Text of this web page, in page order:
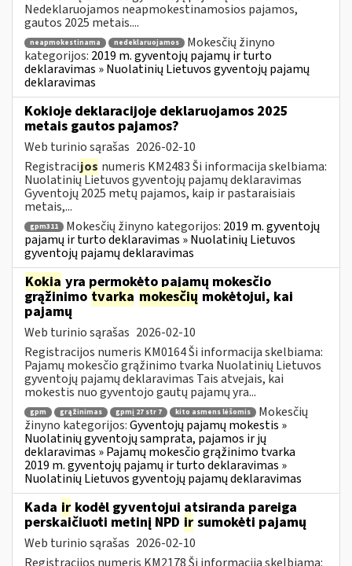
Nedeklaruojamos neapmokestinamosios pajamos,
gautos 2025 metais....
neapmokestinama nedeklaruojamos
Mokesčių žinyno
kategorijos: 2019 m. gyventojų pajamų ir turto
deklaravimas » Nuolatinių Lietuvos gyventojų pajamų
deklaravimas
Kokioje deklaracijoje deklaruojamos 2025
metais gautos pajamos?
Web turinio sąrašas 2026-02-10
Registracijos numeris KM2483 Ši informacija skelbiama:
Nuolatinių Lietuvos gyventojų pajamų deklaravimas
Gyventojų 2025 metų pajamos, kaip ir pastaraisiais
metais,...
gpm311 Mokesčių žinyno kategorijos: 2019 m. gyventojų
pajamų ir turto deklaravimas » Nuolatinių Lietuvos
gyventojų pajamų deklaravimas
Kokia yra permokėto pajamų mokesčio
grąžinimo tvarka mokesčių mokėtojui, kai
pajamų
Web turinio sąrašas 2026-02-10
Registracijos numeris KM0164 Ši informacija skelbiama:
Pajamų mokesčio grąžinimo tvarka Nuolatinių Lietuvos
gyventojų pajamų deklaravimas Tais atvejais, kai
mokestis nuo gyventojo gautų pajamų yra...
gpm grąžinimas gpmį 27 str 7 kito asmens lėšomis
Mokesčių
žinyno kategorijos:Gyventojų pajamų mokestis »
Nuolatinių gyventojų samprata, pajamos ir jų
deklaravimas » Pajamų mokesčio grąžinimo tvarka
2019 m. gyventojų pajamų ir turto deklaravimas »
Nuolatinių Lietuvos gyventojų pajamų deklaravimas
Kada ir kodėl gyventojui atsiranda pareiga
perskaičiuoti metinį NPD ir sumokėti pajamų
Web turinio sąrašas 2026-02-10
Registracijos numeris KM2178 Ši informacija skelbiama: